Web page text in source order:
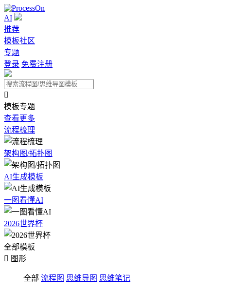
AI
推荐
模板社区
专题
登录 免费注册

模板专题
查看更多
流程梳理
架构图/拓扑图
AI生成模板
一图看懂AI
2026世界杯
全部模板
 图形
全部 流程图 思维导图 思维笔记